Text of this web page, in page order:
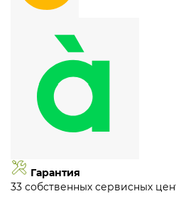
Гарантия
33 собственных сервисных